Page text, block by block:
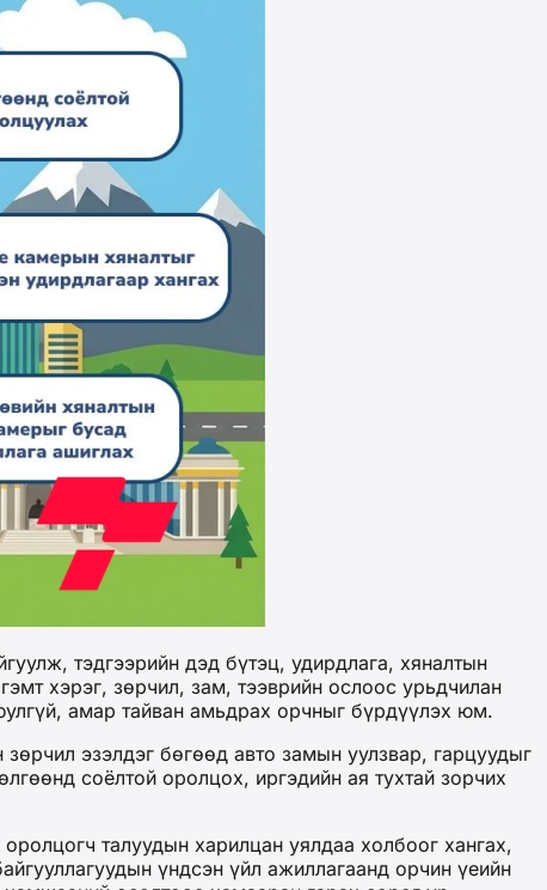
тэдгээрийн дэд бүтэц, удирдлага, хяналтын
хэрэг, зөрчил, зам, тээврийн ослоос урьдчилан
амар тайван амьдрах орчныг бүрдүүлэх юм.
эзэлдэг бөгөөд авто замын уулзвар, гарцуудыг
соёлтой оролцох, иргэдийн ая тухтай зорчих
талуудын харилцан уялдаа холбоог хангах,
үндсэн үйл ажиллагаанд орчин үеийн